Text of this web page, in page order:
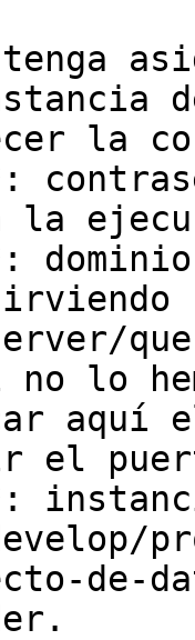
la
la
lo
aquí
el
de-